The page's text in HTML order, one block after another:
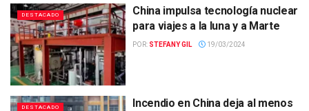
DESTACADO
China impulsa tecnología nuclear
para viajes a la luna y a Marte
POR: STEFANY GIL 19/03/2024
DESTACADO
Incendio en China deja al menos